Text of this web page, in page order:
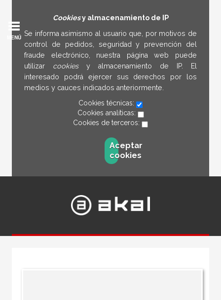
Cookiesy almacenamiento de IP
Se informa asimismo al usuario que, por motivos de
control de pedidos, seguridad y prevención del
fraude electrónico, nuestra página web puede
utilizar cookies y almacenamiento de IP. El
interesado podrá ejercer sus derechos por los
medios y cauces indicados anteriormente.
Cookies técnicas:
Cookies analíticas:
Cookies de terceros:
Aceptar
cookies
MENÚ